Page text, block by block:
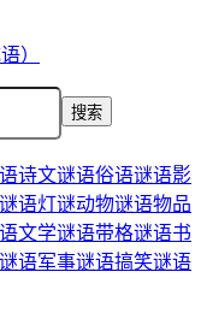
）
搜索
诗文谜语俗语谜语影
语灯谜动物谜语物品
文学谜语带格谜语书
语军事谜语搞笑谜语